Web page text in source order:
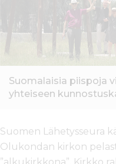
Suomalaisia piispoja
yhteiseen
Suomen Lähetysseura
Olukondan kirkon